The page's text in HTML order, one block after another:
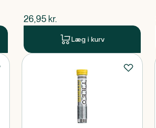
$nuværende pris
26,95 kr.
Læg i kurv